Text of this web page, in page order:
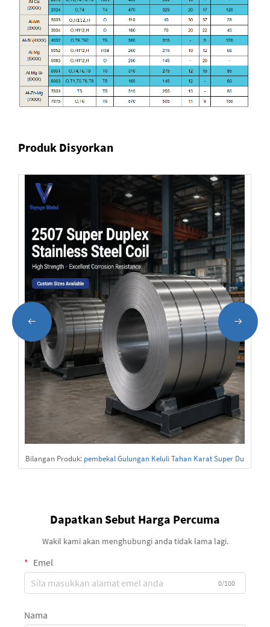
Produk Disyorkan
Bilangan Produk: pembekal Gulungan Keluli Tahan Karat Super Du
Dapatkan Sebut Harga Percuma
Wakil kami akan menghubungi anda tidak lama lagi.
Emel
0/100
Nama